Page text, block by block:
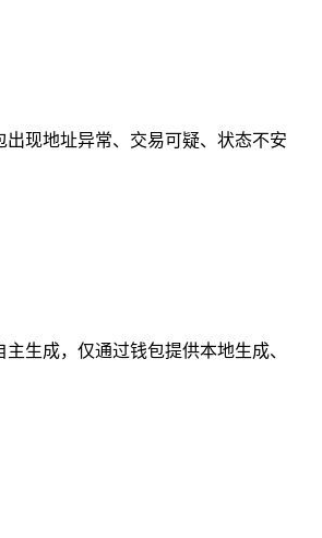
现地址异常、交易可疑、状态不安
生成，仅通过钱包提供本地生成、